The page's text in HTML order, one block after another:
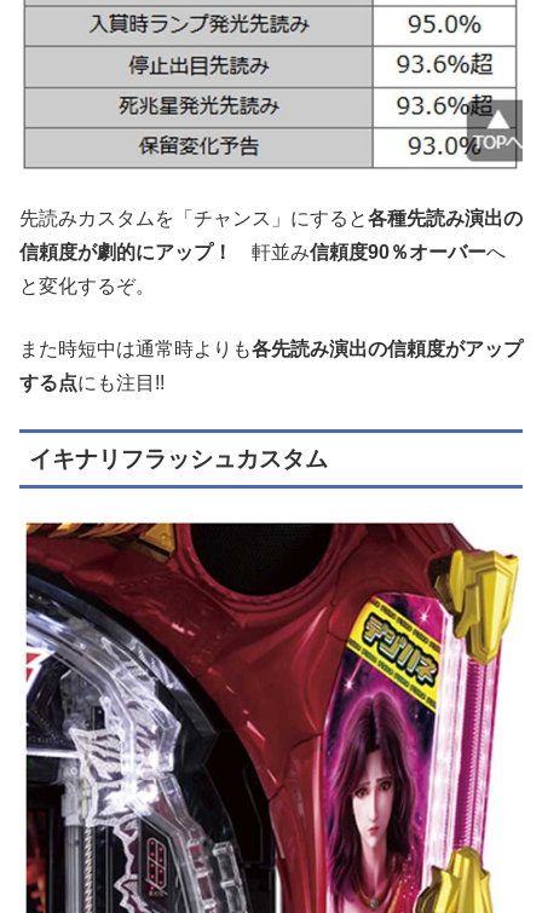
先読みカスタムを「チャンス」にすると各種先読み演出の
信頼度が劇的にアップ！
軒並み信頼度90％オーバーへ
と変化するぞ。
また時短中は通常時よりも各先読み演出の信頼度がアップ
する点にも注目!!
イキナリフラッシュカスタム